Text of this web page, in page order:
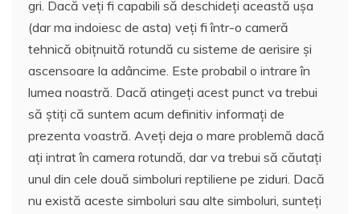
gri. Dacă veți fi capabili să deschideți această ușa
(dar ma indoiesc de asta) veți fi într-o cameră
tehnică obițnuită rotundă cu sisteme de aerisire și
ascensoare la adâncime. Este probabil o intrare în
lumea noastră. Dacă atingeți acest punct va trebui
să știți că suntem acum definitiv informați de
prezenta voastră. Aveți deja o mare problemă dacă
ați intrat în camera rotundă, dar va trebui să căutați
unul din cele două simboluri reptiliene pe ziduri. Dacă
nu există aceste simboluri sau alte simboluri, sunteți